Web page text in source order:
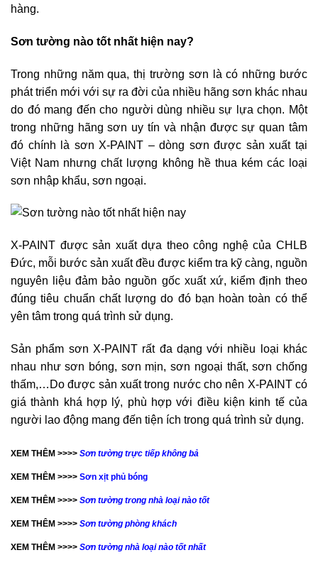
hàng.
Sơn tường nào tốt nhất hiện nay?
Trong những năm qua, thị trường sơn là có những bước
phát triển mới với sự ra đời của nhiều hãng sơn khác nhau
do đó mang đến cho người dùng nhiều sự lựa chọn. Một
trong những hãng sơn uy tín và nhận được sự quan tâm
đó chính là sơn X-PAINT – dòng sơn được sản xuất tại
Việt Nam nhưng chất lượng không hề thua kém các loại
sơn nhập khẩu, sơn ngoại.
X-PAINT được sản xuất dựa theo công nghệ của CHLB
Đức, mỗi bước sản xuất đều được kiểm tra kỹ càng, nguồn
nguyên liệu đảm bảo nguồn gốc xuất xứ, kiểm định theo
đúng tiêu chuẩn chất lượng do đó bạn hoàn toàn có thể
yên tâm trong quá trình sử dụng.
Sản phẩm sơn X-PAINT rất đa dạng với nhiều loại khác
nhau như sơn bóng, sơn mịn, sơn ngoại thất, sơn chống
thấm,…Do được sản xuất trong nước cho nên X-PAINT có
giá thành khá hợp lý, phù hợp với điều kiện kinh tế của
người lao động mang đến tiện ích trong quá trình sử dụng.
XEM THÊM >>>> Sơn tường trực tiếp không bả
XEM THÊM >>>> Sơn xịt phủ bóng
XEM THÊM >>>> Sơn tường trong nhà loại nào tốt
XEM THÊM >>>> Sơn tường phòng khách
XEM THÊM >>>> Sơn tường nhà loại nào tốt nhất